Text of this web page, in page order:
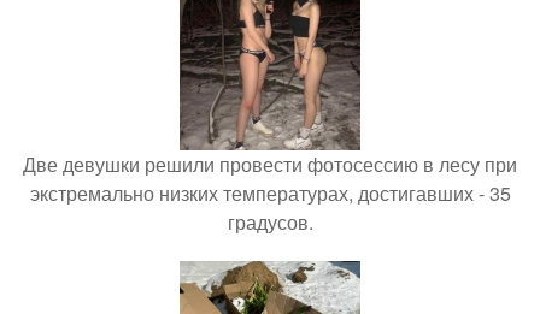
Две девушки решили провести фотосессию в лесу при
экстремально низких температурах, достигавших - 35
градусов.